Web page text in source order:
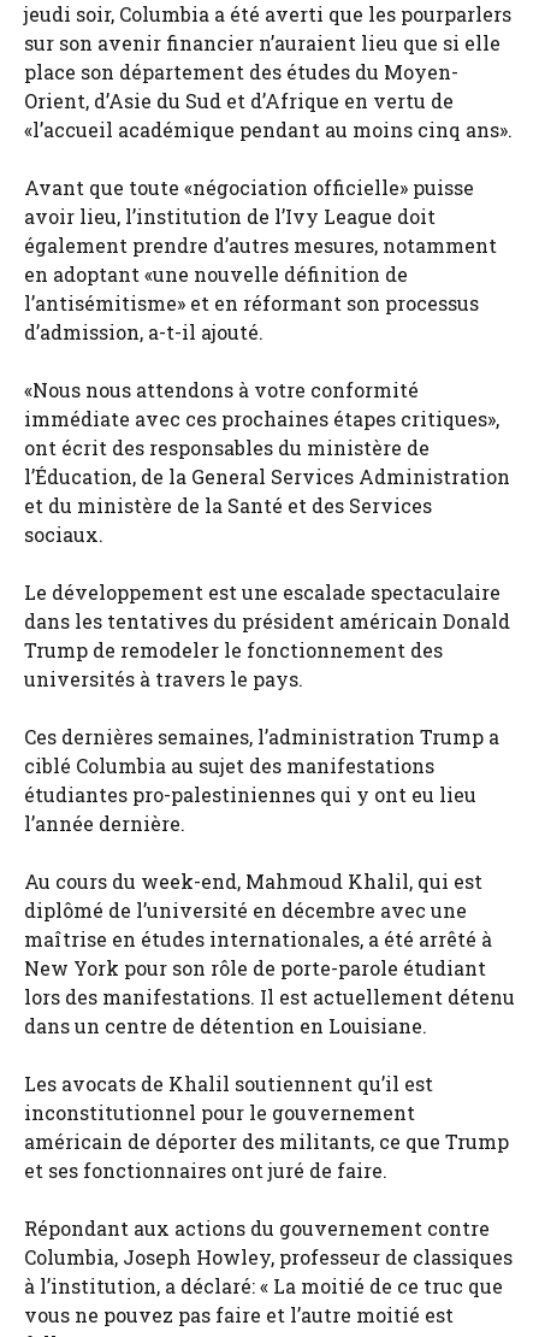
jeudi soir, Columbia a été averti que les pourparlers
sur son avenir financier n’auraient lieu que si elle
place son département des études du Moyen-
Orient, d’Asie du Sud et d’Afrique en vertu de
«l’accueil académique pendant au moins cinq ans».
Avant que toute «négociation officielle» puisse
avoir lieu, l’institution de l’Ivy League doit
également prendre d’autres mesures, notamment
en adoptant «une nouvelle définition de
l’antisémitisme» et en réformant son processus
d’admission, a-t-il ajouté.
«Nous nous attendons à votre conformité
immédiate avec ces prochaines étapes critiques»,
ont écrit des responsables du ministère de
l’Éducation, de la General Services Administration
et du ministère de la Santé et des Services
sociaux.
Le développement est une escalade spectaculaire
dans les tentatives du président américain Donald
Trump de remodeler le fonctionnement des
universités à travers le pays.
Ces dernières semaines, l’administration Trump a
ciblé Columbia au sujet des manifestations
étudiantes pro-palestiniennes qui y ont eu lieu
l’année dernière.
Au cours du week-end, Mahmoud Khalil, qui est
diplômé de l’université en décembre avec une
maîtrise en études internationales, a été arrêté à
New York pour son rôle de porte-parole étudiant
lors des manifestations. Il est actuellement détenu
dans un centre de détention en Louisiane.
Les avocats de Khalil soutiennent qu’il est
inconstitutionnel pour le gouvernement
américain de déporter des militants, ce que Trump
et ses fonctionnaires ont juré de faire.
Répondant aux actions du gouvernement contre
Columbia, Joseph Howley, professeur de classiques
à l’institution, a déclaré: « La moitié de ce truc que
vous ne pouvez pas faire et l’autre moitié est